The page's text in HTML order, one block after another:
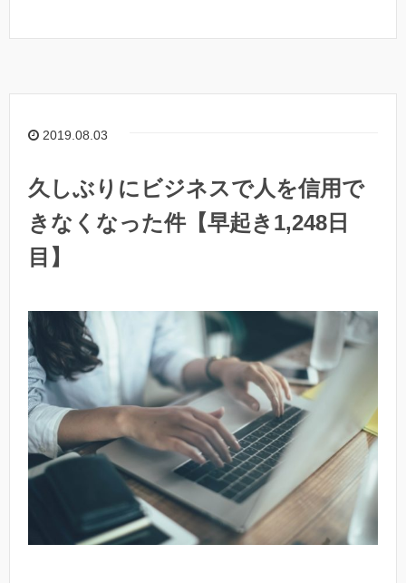
2019.08.03
久しぶりにビジネスで人を信用で
きなくなった件【早起き1,248日
目】